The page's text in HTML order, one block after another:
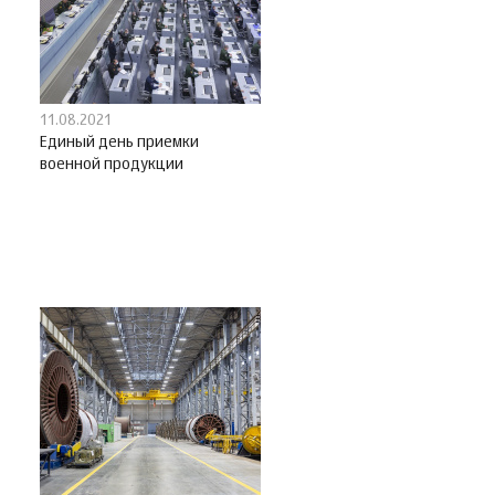
11.08.2021
Единый день приемки
военной продукции